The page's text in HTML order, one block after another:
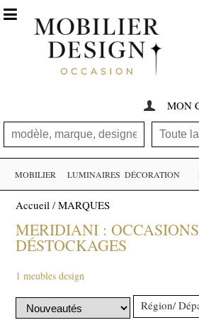
 MON

MOBILIER LUMINAIRES DÉCORATION
Accueil /MARQUES
MERIDIANI :
DÉSTOCKAGES
1 meubles design